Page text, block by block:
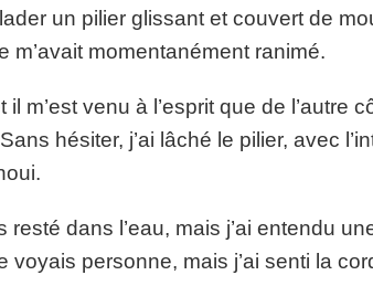
un pilier glissant et couvert de
m’avait momentanément ranimé.
m’est venu à l’esprit que de l’autre
hésiter, j’ai lâché le pilier, avec
dans l’eau, mais j’ai entendu
personne, mais j’ai senti la